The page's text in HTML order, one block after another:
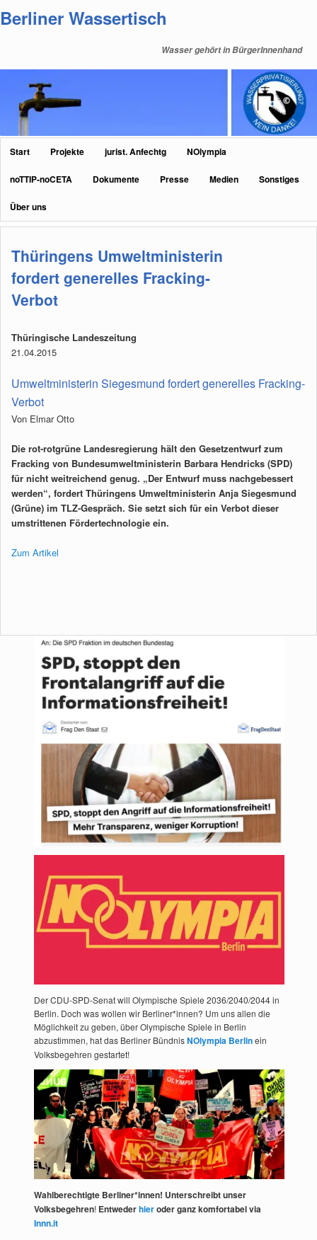
primären
sekundären
Berliner Wassertisch
Wasser gehört in BürgerInnenhand
Hauptmenü
Start Projekte jurist. Anfechtg NOlympia
noTTIP-noCETA Dokumente Presse Medien Sonstiges
Über uns
Thüringens Umweltministerin
fordert generelles Fracking-
Verbot
Thüringische Landeszeitung
21.04.2015
Umweltministerin Siegesmund fordert generelles Fracking-
Verbot
Von Elmar Otto
Die rot-rot­grüne Landesregierung hält den Gesetzentwurf zum
Fracking von Bundesumweltministerin Barbara Hendricks (SPD)
für nicht weitreichend genug. „Der Entwurf muss nachgebessert
werden“, fordert Thüringens Umweltministerin Anja Siegesmund
(Grüne) im TLZ-Gespräch. Sie setzt sich für ein Verbot dieser
umstrittenen Fördertechnologie ein.
Zum Artikel
Der CDU-SPD-Senat will Olympische Spiele 2036/2040/2044 in
Berlin. Doch was wollen wir Berliner*innen? Um uns allen die
Möglichkeit zu geben, über Olympische Spiele in Berlin
abzustimmen, hat das Berliner BündnisNOlympia Berlinein
Volksbegehren gestartet!
Wahlberechtigte Berliner*innen! Unterschreibt unser
Volksbegehren! Entwederhieroder ganz komfortabel via
Innn.it